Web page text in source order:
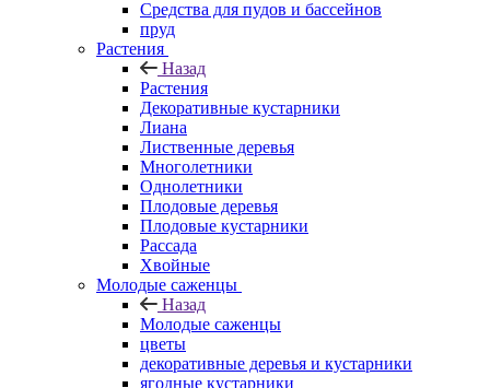
Средства для пудов и бассейнов
пруд
Растения
Назад
Растения
Декоративные кустарники
Лиана
Лиственные деревья
Многолетники
Однолетники
Плодовые деревья
Плодовые кустарники
Рассада
Хвойные
Молодые саженцы
Назад
Молодые саженцы
цветы
декоративные деревья и кустарники
ягодные кустарники